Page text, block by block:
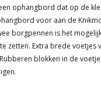
ophangbord dat op de
voor aan de
borgpennen is het
zetten. Extra brede voetjes
blokken in de